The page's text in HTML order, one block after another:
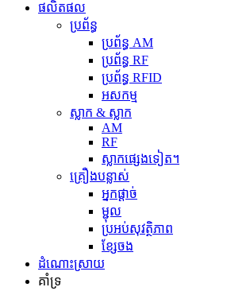
ផលិតផល
ប្រព័ន្ធ
ប្រព័ន្ធ AM
ប្រព័ន្ធ RF
ប្រព័ន្ធ RFID
អសកម្ម
ស្លាក & ស្លាក
AM
RF
ស្លាកផ្សេងទៀត។
គ្រឿងបន្លាស់
អ្នកផ្ដាច់
ម្ជុល
ប្រអប់សុវត្ថិភាព
ខ្សែចង
ដំណោះស្រាយ
គាំទ្រ